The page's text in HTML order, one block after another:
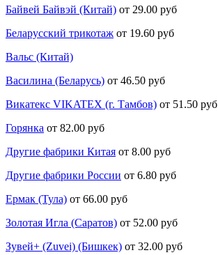
Байвей Байвэй (Китай) от 29.00 руб
Беларусский трикотаж от 19.60 руб
Вальс (Китай)
Василина (Беларусь) от 46.50 руб
Викатекс VIKATEX (г. Тамбов) от 51.50 руб
Горянка от 82.00 руб
Другие фабрики Китая от 8.00 руб
Другие фабрики России от 6.80 руб
Ермак (Тула) от 66.00 руб
Золотая Игла (Саратов) от 52.00 руб
Зувей+ (Zuvei) (Бишкек) от 32.00 руб